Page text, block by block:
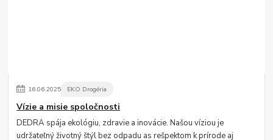
16.06.2025 EKO Drogéria
Vízie a misie spoločnosti
DEDRA spája ekológiu, zdravie a inovácie. Našou víziou je
udržateľný životný štýl bez odpadu as rešpektom k prírode aj